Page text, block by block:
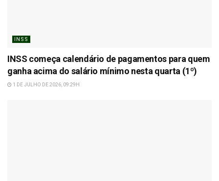
INSS
INSS começa calendário de pagamentos para quem
ganha acima do salário mínimo nesta quarta (1º)
1 DE JULHO DE 2026, 09:29H